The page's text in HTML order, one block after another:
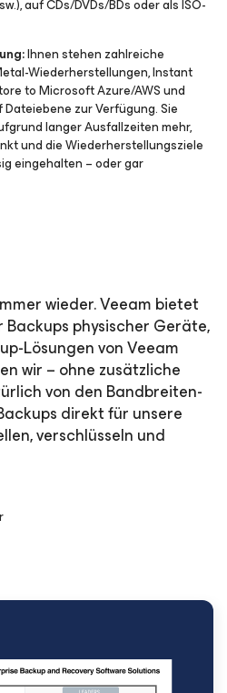
auf CDs/DVDs/BDs oder als ISO-
Ihnen stehen zahlreiche
Wiederherstellungen, Instant
to Microsoft Azure/AWS und
zur Verfügung. Sie
langer Ausfallzeiten mehr,
und die Wiederherstellungsziele
eingehalten – oder gar
wieder. Veeam bietet
physischer Geräte,
Lösungen von Veeam
wir – ohne zusätzliche
von den Bandbreiten-
direkt für unsere
verschlüsseln und